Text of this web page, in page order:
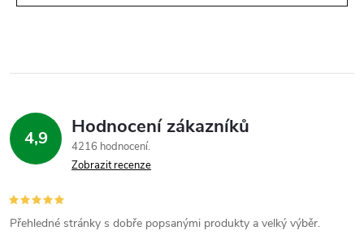
4,9 Hodnocení zákazníků
4216 hodnocení
Zobrazit recenze
Přehledné stránky s dobře popsanými produkty a velký výběr.